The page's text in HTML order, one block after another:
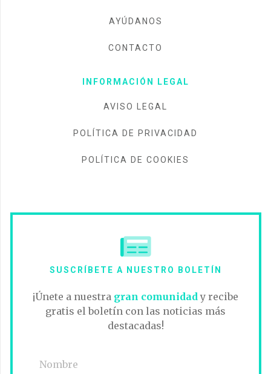
AYÚDANOS
CONTACTO
INFORMACIÓN LEGAL
AVISO LEGAL
POLÍTICA DE PRIVACIDAD
POLÍTICA DE COOKIES
SUSCRÍBETE A NUESTRO BOLETÍN
¡Únete a nuestra gran comunidady recibe
gratis el boletín con las noticias más
destacadas!